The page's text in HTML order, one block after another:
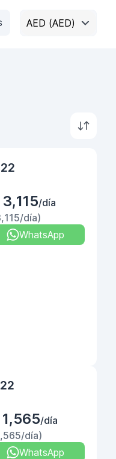
AED (AED)
/día
día)
WhatsApp
/día
día)
WhatsApp